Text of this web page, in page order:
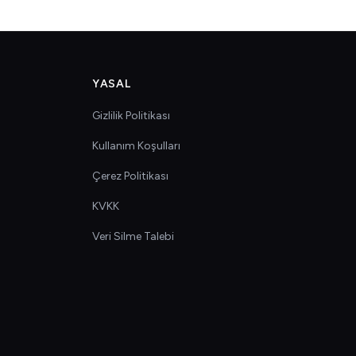
YASAL
Gizlilik Politikası
Kullanım Koşulları
Çerez Politikası
KVKK
Veri Silme Talebi